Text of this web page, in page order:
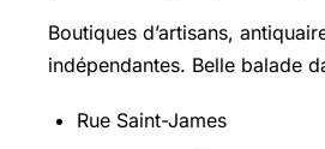
Boutiques d’artisans,
indépendantes. Belle balade
Rue Saint-James